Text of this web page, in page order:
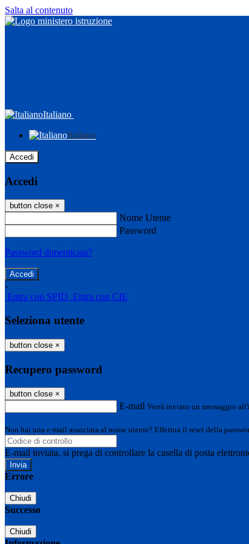
Salta al contenuto
Italiano
Italiano
Accedi
Accedi
button close ×
Nome Utente
Password
Password dimenticata?
-
Entra con SPID Entra con CIE
Seleziona utente
button close ×
Recupero password
button close ×
E-mail Verrà inviato un messaggio
Non hai una e-mail associata al nome utente? Effettua il reset della
E-mail inviata, si prega di controllare la casella di posta
Errore
Chiudi
Successo
Chiudi